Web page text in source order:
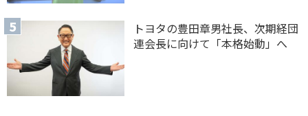
トヨタの豊田章男社長、次期経団
連会長に向けて「本格始動」へ